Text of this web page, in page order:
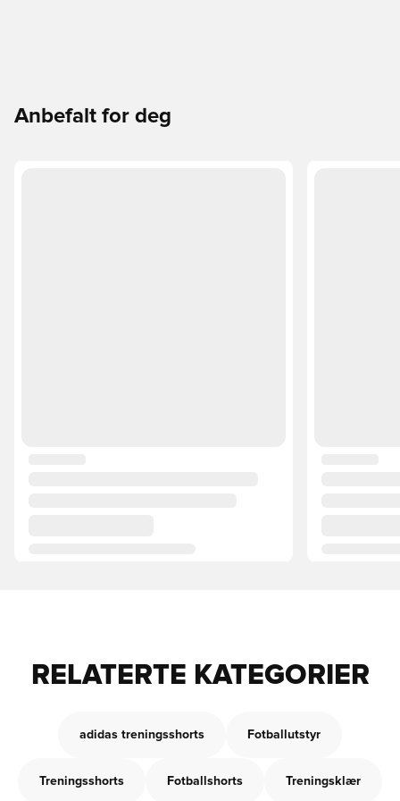
Anbefalt for deg
RELATERTE KATEGORIER
adidas treningsshorts Fotballutstyr
Treningsshorts Fotballshorts Treningsklær